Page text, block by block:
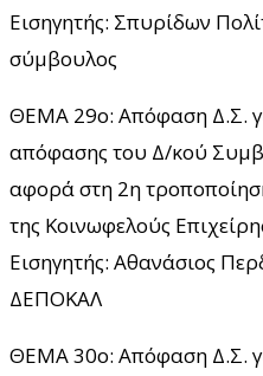
Εισηγητής: Σπυρίδων
σύμβουλος
ΘΕΜΑ 29ο: Απόφαση Δ.Σ.
απόφασης του Δ/κού
αφορά στη 2η
της Κοινωφελούς
Εισηγητής: Αθανάσιος
ΔΕΠΟΚΑΛ
ΘΕΜΑ 30ο: Απόφαση Δ.Σ.